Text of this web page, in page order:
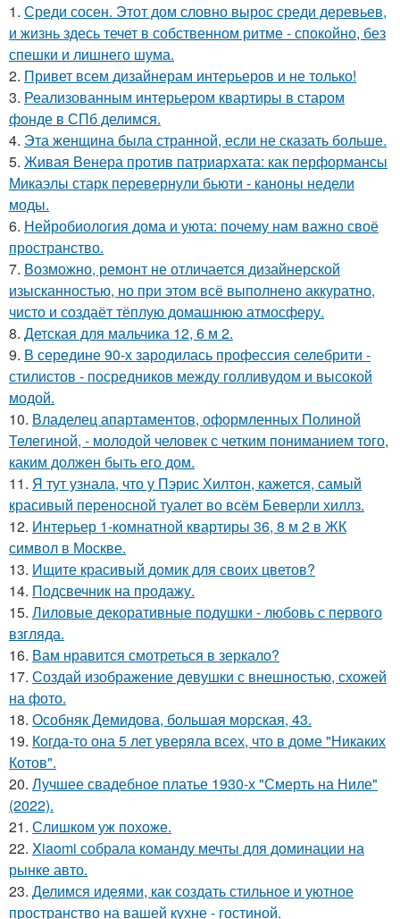
1. Среди сосен. Этот дом словно вырос среди деревьев,
и жизнь здесь течет в собственном ритме - спокойно, без
спешки и лишнего шума.
2. Привет всем дизайнерам интерьеров и не только!
3. Реализованным интерьером квартиры в старом
фонде в СПб делимся.
4. Эта женщина была странной, если не сказать больше.
5. Живая Венера против патриархата: как перформансы
Микаэлы старк перевернули бьюти - каноны недели
моды.
6. Нейробиология дома и уюта: почему нам важно своё
пространство.
7. Возможно, ремонт не отличается дизайнерской
изысканностью, но при этом всё выполнено аккуратно,
чисто и создаёт тёплую домашнюю атмосферу.
8. Детская для мальчика 12, 6 м 2.
9. В середине 90-х зародилась профессия селебрити -
стилистов - посредников между голливудом и высокой
модой.
10. Владелец апартаментов, оформленных Полиной
Телегиной, - молодой человек с четким пониманием того,
каким должен быть его дом.
11. Я тут узнала, что у Пэрис Хилтон, кажется, самый
красивый переносной туалет во всём Беверли хиллз.
12. Интерьер 1-комнатной квартиры 36, 8 м 2 в ЖК
символ в Москве.
13. Ищите красивый домик для своих цветов?
14. Подсвечник на продажу.
15. Лиловые декоративные подушки - любовь с первого
взгляда.
16. Вам нравится смотреться в зеркало?
17. Создай изображение девушки с внешностью, схожей
на фото.
18. Особняк Демидова, большая морская, 43.
19. Когда-то она 5 лет уверяла всех, что в доме "Никаких
Котов".
20. Лучшее свадебное платье 1930-х "Смерть на Ниле"
(2022).
21. Слишком уж похоже.
22. Xiaomi собрала команду мечты для доминации на
рынке авто.
23. Делимся идеями, как создать стильное и уютное
пространство на вашей кухне - гостиной.